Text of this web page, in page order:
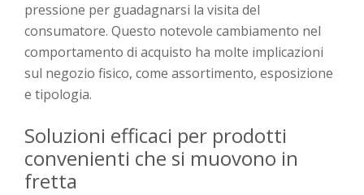
pressione per guadagnarsi la visita del
consumatore. Questo notevole cambiamento nel
comportamento di acquisto ha molte implicazioni
sul negozio fisico, come assortimento, esposizione
e tipologia.
Soluzioni efficaci per prodotti
convenienti che si muovono in
fretta